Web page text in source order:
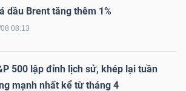
dầu Brent tăng thêm 1%
08:13
500 lập đỉnh lịch sử, khép lại tuần
mạnh nhất kể từ tháng 4